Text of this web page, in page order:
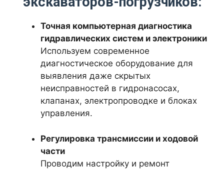
Точная компьютерная диагностика
гидравлических систем и электроники
Используем современное
диагностическое оборудование для
выявления даже скрытых
неисправностей в гидронасосах,
клапанах, электропроводке и блоках
управления.
Регулировка трансмиссии и ходовой
части
Проводим настройку и ремонт
кг
% засора